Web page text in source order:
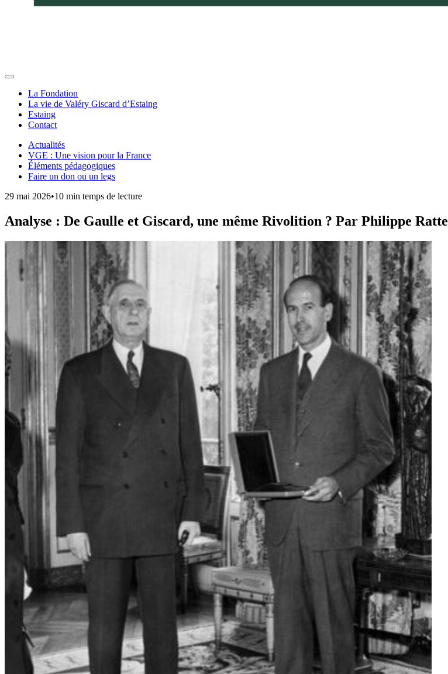
La Fondation
La vie de Valéry Giscard d’Estaing
Estaing
Contact
Actualités
VGE : Une vision pour la France
Éléments pédagogiques
Faire un don ou un legs
29 mai 2026•10 min temps de lecture
Analyse : De Gaulle et Giscard, une même Rivolition ? Par Philippe Ratte